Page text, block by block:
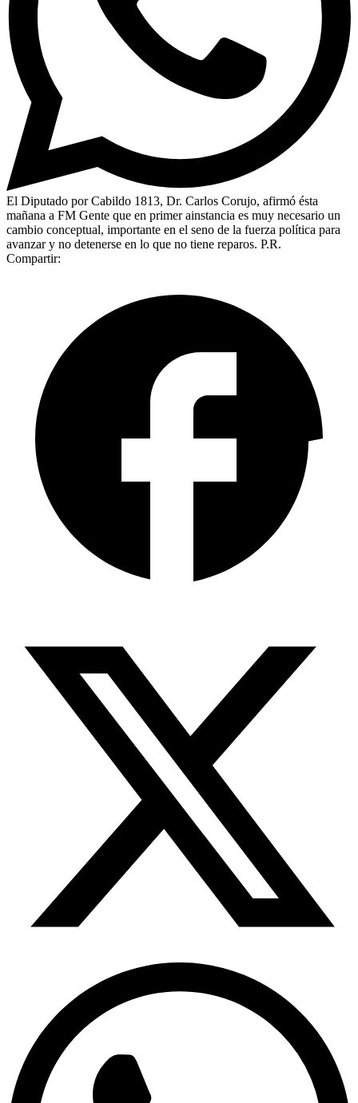
El Diputado por Cabildo 1813, Dr. Carlos Corujo, afirmó ésta
mañana a FM Gente que en primer ainstancia es muy necesario un
cambio conceptual, importante en el seno de la fuerza política para
avanzar y no detenerse en lo que no tiene reparos. P.R.
Compartir: